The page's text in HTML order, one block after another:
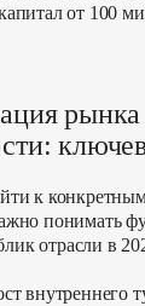
от 100
рынка
к
понимать
отрасли в
внутреннего